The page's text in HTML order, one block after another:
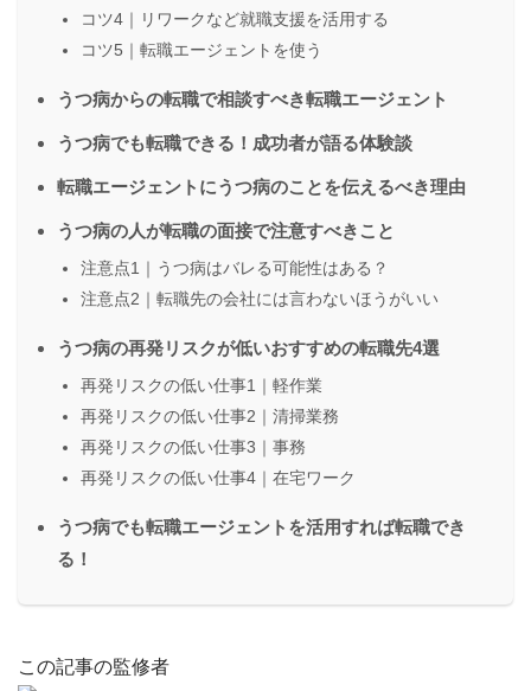
コツ4｜リワークなど就職支援を活用する
コツ5｜転職エージェントを使う
うつ病からの転職で相談すべき転職エージェント
うつ病でも転職できる！成功者が語る体験談
転職エージェントにうつ病のことを伝えるべき理由
うつ病の人が転職の面接で注意すべきこと
注意点1｜うつ病はバレる可能性はある？
注意点2｜転職先の会社には言わないほうがいい
うつ病の再発リスクが低いおすすめの転職先4選
再発リスクの低い仕事1｜軽作業
再発リスクの低い仕事2｜清掃業務
再発リスクの低い仕事3｜事務
再発リスクの低い仕事4｜在宅ワーク
うつ病でも転職エージェントを活用すれば転職でき
る！
この記事の監修者